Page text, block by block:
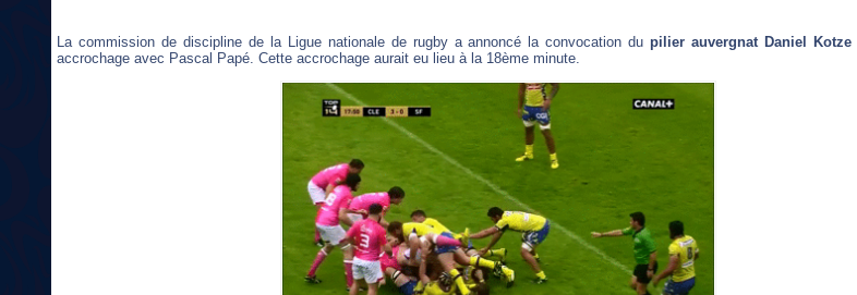
La commission de discipline de la Ligue nationale de rugby a annoncé la convocation dupilier auvergnat Daniel Kotze
accrochage avec Pascal Papé. Cette accrochage aurait eu lieu à la 18ème minute.